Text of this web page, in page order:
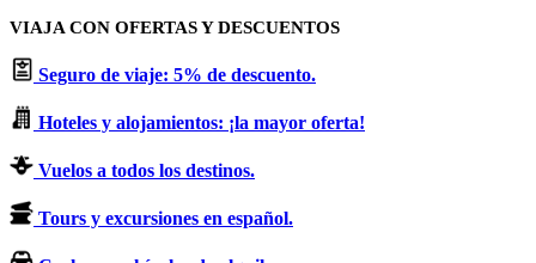
VIAJA CON OFERTAS Y DESCUENTOS
Seguro de viaje: 5% de descuento.
Hoteles y alojamientos: ¡la mayor oferta!
Vuelos a todos los destinos.
Tours y excursiones en español.